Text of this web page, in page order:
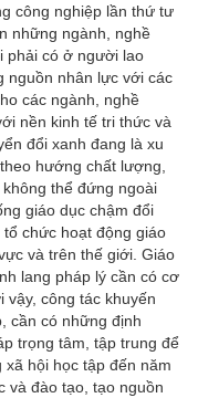
công nghiệp lần thứ tư
những ngành, nghề
phải có ở người lao
nguồn nhân lực với các
các ngành, nghề
nền kinh tế tri thức và
đổi xanh đang là xu
hướng chất lượng,
thể đứng ngoài
giáo dục chậm đổi
chức hoạt động giáo
và trên thế giới. Giáo
lang pháp lý cần có cơ
công tác khuyến
cần có những định
trọng tâm, tập trung để
hội học tập đến năm
và đào tạo, tạo nguồn